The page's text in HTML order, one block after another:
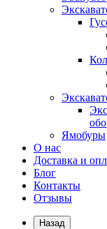
Ямобуры
О нас
Доставка и
Блог
Контакты
Отзывы
Назад